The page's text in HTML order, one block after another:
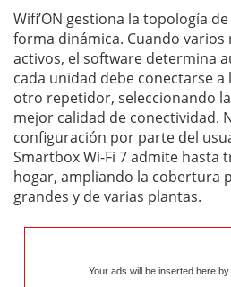
Wifi’ON gestiona la topología
forma dinámica. Cuando
activos, el software determina
cada unidad debe conectarse a
otro repetidor, seleccionando
mejor calidad de conectividad.
configuración por parte del
Smartbox Wi-Fi 7 admite hasta
hogar, ampliando la cobertura
grandes y de varias plantas.
Your ads will be inserted here by